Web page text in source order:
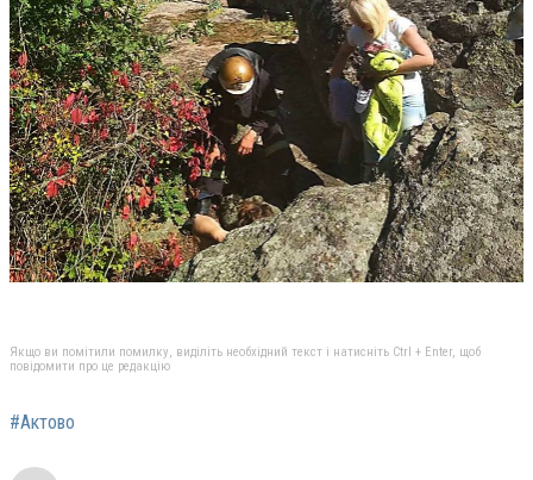
Якщо ви помітили помилку, виділіть необхідний текст і натисніть Ctrl + Enter, щоб
повідомити про це редакцію
#Актово